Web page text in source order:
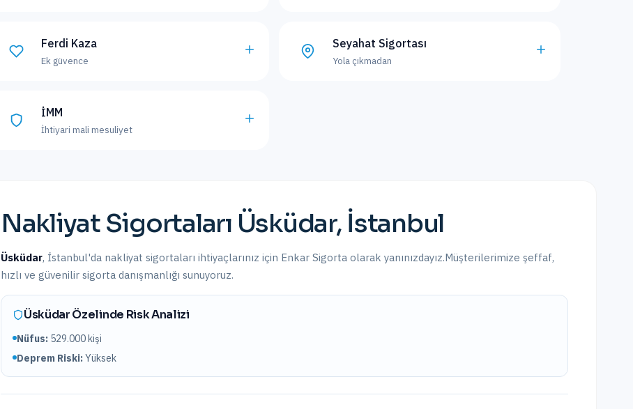
Ferdi Kaza
Ek güvence
Seyahat Sigortası
Yola çıkmadan
İMM
İhtiyari mali mesuliyet
Nakliyat Sigortaları Üsküdar, İstanbul
Üsküdar, İstanbul'da nakliyat sigortaları ihtiyaçlarınız için Enkar Sigorta olarak yanınızdayız.Müşterilerimize şeffaf,
hızlı ve güvenilir sigorta danışmanlığı sunuyoruz.
ÜsküdarÖzelinde Risk Analizi
Nüfus: 529.000kişi
Deprem Riski:Yüksek